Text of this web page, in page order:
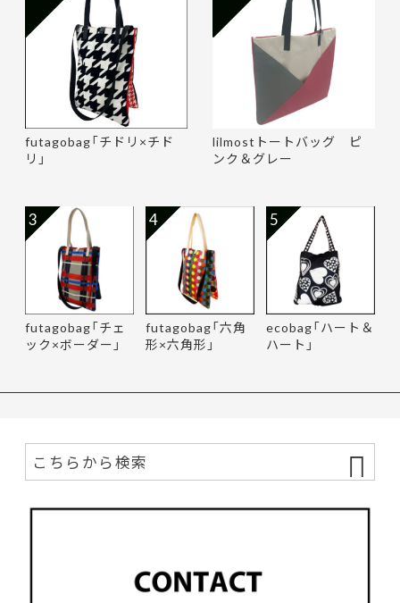
futagobag「チドリ×チド
リ」
lilmostトートバッグ ピ
ンク＆グレー
futagobag「チェ
ック×ボーダー」
3
futagobag「六角
形×六角形」
4
ecobag「ハート＆
ハート」
5